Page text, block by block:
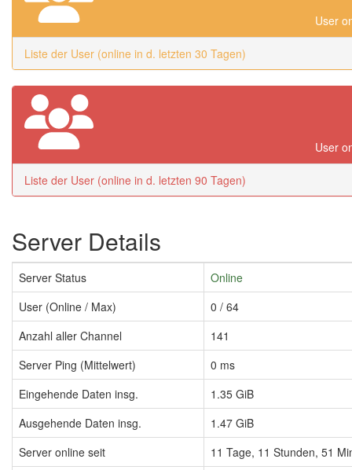
User
Liste der User (online in d. letzten 30 Tagen)
User
Liste der User (online in d. letzten 90 Tagen)
Server Details
Server Status
Online
User (Online / Max)
0 / 64
Anzahl aller Channel
141
Server Ping (Mittelwert)
0 ms
Eingehende Daten insg.
1.35 GiB
Ausgehende Daten insg.
1.47 GiB
Server online seit
11 Tage, 11 Stunden, 51